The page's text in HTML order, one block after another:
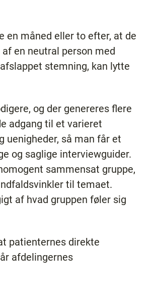
en måned eller to efter, at de
en neutral person med
stemning, kan lytte
og der genereres flere
adgang til et varieret
uenigheder, så man får et
og saglige interviewguider.
sammensat gruppe,
til temaet.
af hvad gruppen føler sig
patienternes direkte
afdelingernes